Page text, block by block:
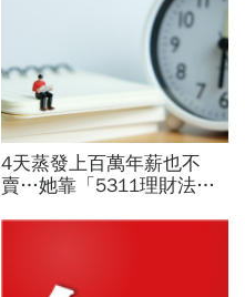
4天蒸發上百萬年薪也不
賣…她靠「5311理財法」
台股最愛買這些